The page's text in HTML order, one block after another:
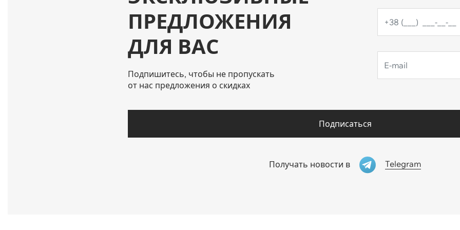
ПРЕДЛОЖЕНИЯ
ДЛЯ ВАС
Подпишитесь, чтобы не пропускать
от нас предложения о скидках
Подписаться
Получать новости в Telegram